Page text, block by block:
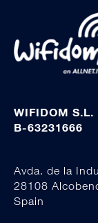
WIFIDOM S.L.
B-63231666
Avda. de la
28108
Spain